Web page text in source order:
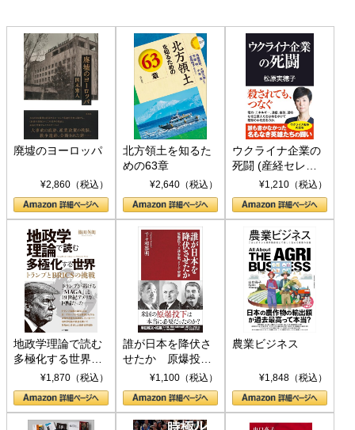
廃墟のヨーロッパ
¥2,860（税込）
北方領土を知るた
めの63章
¥2,640（税込）
ウクライナ企業の
死闘 (産経セレク
ト S 039)¥1,210（税込）
地政学理論で読む
多極化する世界：
トランプとBRICS
の挑戦
¥1,870（税込）
誰が日本を降伏さ
せたか 原爆投
下、ソ連参戦、そ
して聖断 (PHP新
書)
¥1,100（税込）
農業ビジネス
¥1,848（税込）